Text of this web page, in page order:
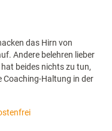
das Hirn von
Andere belehren lieber
beides nichts zu tun,
Coaching-Haltung in der